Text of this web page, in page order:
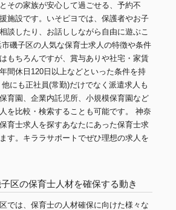
その家族が安心して過ごせる、予約不
施設です。いそピヨでは、保護者やお子
談したり、お話ししながら自由に遊ぶこ
磯子区の人気な保育士求人の特徴や条件
もちろんですが、賞与ありや社宅・家賃
間休日120日以上などといった条件を持
にも正社員(常勤)だけでなく派遣求人も
育園、企業内託児所、小規模保育園など
を比較・検索することも可能です。 神奈
育士求人を探すあなたにあった保育士求
す。キララサポートでぜひ理想の求人を
区の保育士人材を確保する動き
では、保育士の人材確保に向けた様々な